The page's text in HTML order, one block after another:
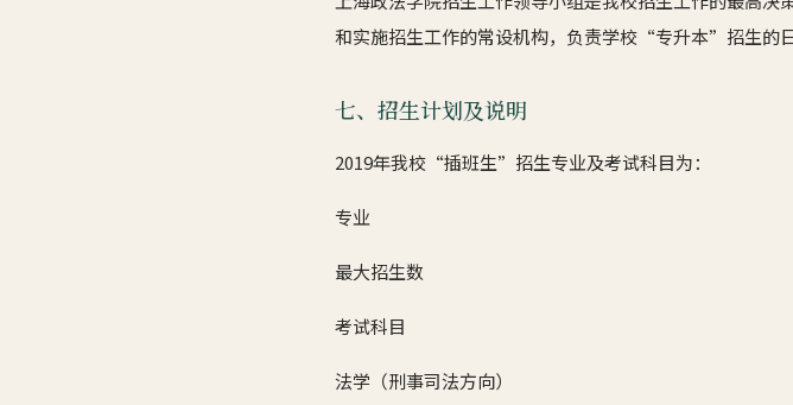
和实施招生工作的常设机构，负责学校“专升本”招生的
七、招生计划及说明
2019年我校“插班生”招生专业及考试科目为：
专业
最大招生数
考试科目
法学（刑事司法方向）